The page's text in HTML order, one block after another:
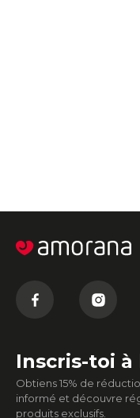
Inscris-toi
Obtiens 15% de
informé et découvre
produits exclusifs.